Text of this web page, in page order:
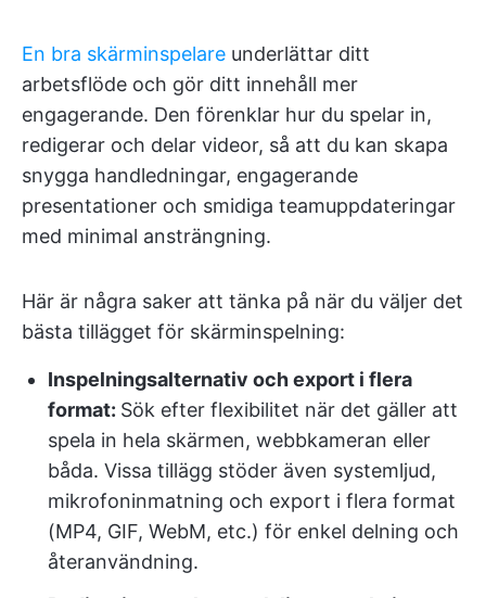
En bra skärminspelare underlättar ditt
arbetsflöde och gör ditt innehåll mer
engagerande. Den förenklar hur du spelar in,
redigerar och delar videor, så att du kan skapa
snygga handledningar, engagerande
presentationer och smidiga teamuppdateringar
med minimal ansträngning.
Här är några saker att tänka på när du väljer det
bästa tillägget för skärminspelning:
Inspelningsalternativ och export i flera
format: Sök efter flexibilitet när det gäller att
spela in hela skärmen, webbkameran eller
båda. Vissa tillägg stöder även systemljud,
mikrofoninmatning och export i flera format
(MP4, GIF, WebM, etc.) för enkel delning och
återanvändning.